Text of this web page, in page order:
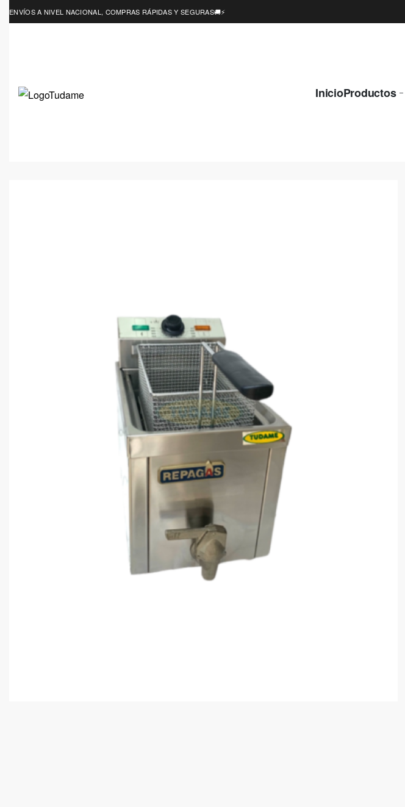
ENVÍOS A NIVEL NACIONAL, COMPRAS RÁPIDAS Y SEGURAS🚚⚡
InicioProductos